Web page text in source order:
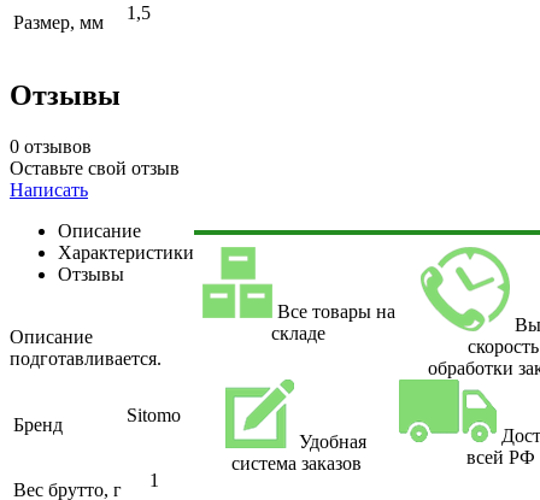
Размер, мм 1,5
Отзывы
0 отзывов
Оставьте свой отзыв
Написать
Описание
Характеристики
Отзывы
Описание
подготавливается.
Бренд Sitomo
Вес брутто, г 1
Все товары на
складе
скорость
обработки
Удобная
система заказов
всей РФ